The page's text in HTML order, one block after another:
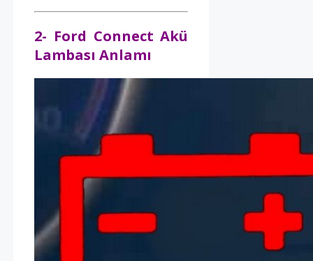
2- Ford Connect Akü
Lambası Anlamı